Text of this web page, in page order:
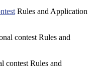
Rules and Application
contest Rules and
contest Rules and